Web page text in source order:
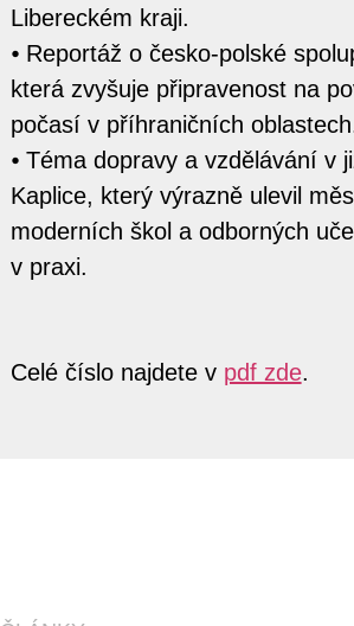
Libereckém kraji.
⦁ Reportáž o česko-polské
která zvyšuje připravenost na
počasí v příhraničních
⦁ Téma dopravy a vzdělávání v
Kaplice, který výrazně ulevil
moderních škol a odborných
v praxi.
Celé číslo najdete v pdf zde.